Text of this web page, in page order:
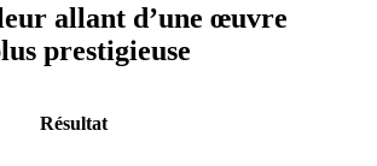
allant d’une œuvre
prestigieuse
Résultat